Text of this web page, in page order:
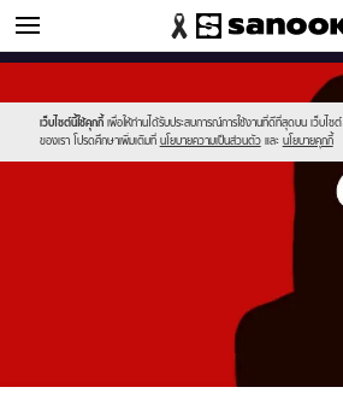
ข่าวบันเทิง
เว็บไซต์นี้ใช้คุกกี้ เพื่อให้ท่านได้รับประสบการณ์การใช้งานที่ดีที่สุดบน เว็บไซต์
ของเรา โปรดศึกษาเพิ่มเติมที่ นโยบายความเป็นส่วนตัว และ นโยบายคุกกี้
new-
sanook.png
//s.isanook.com/ns/0/ud/362/1811871/12.jpg